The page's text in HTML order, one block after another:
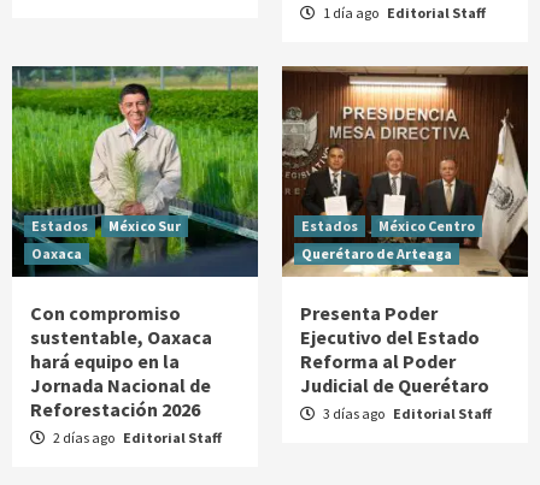
1 día ago Editorial Staff
Estados
México Sur
Oaxaca
Con compromiso
sustentable, Oaxaca
hará equipo en la
Jornada Nacional de
Reforestación 2026
2 días ago Editorial Staff
Estados
México Centro
Querétaro de Arteaga
Presenta Poder
Ejecutivo del Estado
Reforma al Poder
Judicial de Querétaro
3 días ago Editorial Staff